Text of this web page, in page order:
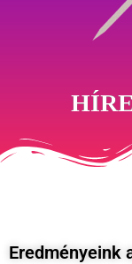
Eredményeink